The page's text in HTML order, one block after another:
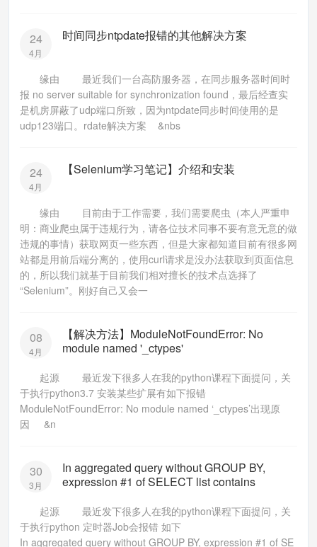
24
4月
时间同步ntpdate报错的其他解决方案
缘由 最近我们一台高防服务器，在同步服务器时间时
报 no server suitable for synchronization found，最后经查实
是机房屏蔽了udp端口所致，因为ntpdate同步时间使用的是
udp123端口。rdate解决方案 &nbs
24
4月
【Selenium学习笔记】介绍和安装
缘由 目前由于工作需要，我们需要爬虫（本人严重申
明：商业爬虫属于违规行为，请各位技术同事不要有意无意的做
违规的事情）获取网页一些东西，但是大家都知道目前有很多网
站都是用前后端分离的，使用curl请求是没办法获取到页面信息
的，所以我们就基于目前我们相对擅长的技术点选择了
“Selenium”。刚好自己又会一
08
4月
【解决方法】ModuleNotFoundError: No
module named '_ctypes'
起源 最近发下很多人在我的python课程下面提问，关
于执行python3.7 安装某些扩展有如下报错
ModuleNotFoundError: No module named ‘_ctypes’出现原
因 &n
30
3月
In aggregated query without GROUP BY,
expression #1 of SELECT list contains
起源 最近发下很多人在我的python课程下面提问，关
于执行python 定时器Job会报错 如下
In aggregated query without GROUP BY, expression #1 of SE